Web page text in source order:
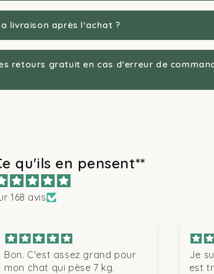
XXL / 10kg Grands chats /
Avion (IATA) Transport aérien
de vigilance avant
livraison après l'achat ?
retours gratuit en cas d'erreur de
qu'ils en pensent**
168 avis
C'est assez grand pour
chat qui pèse 7 kg.
Je suis
est très